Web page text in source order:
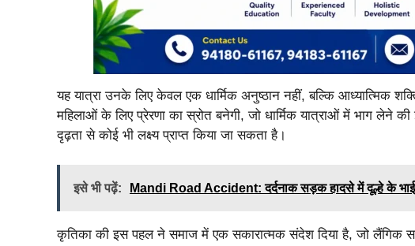
यह यात्रा उनके लिए केवल एक धार्मिक अनुष्ठान नहीं, बल्कि आध्यात्मिक
महिलाओं के लिए प्रेरणा का स्रोत बनेगी, जो धार्मिक यात्राओं में भाग लेने
दृढ़ता से कोई भी लक्ष्य प्राप्त किया जा सकता है।
इसे भी पढ़ें: Mandi Road Accident: दर्दनाक सड़क हादसे में दूल्हे के भाई-
कृतिका की इस पहल ने समाज में एक सकारात्मक संदेश दिया है, जो लैंगिक